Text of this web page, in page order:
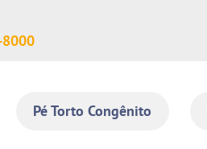
Pé Torto Congênito